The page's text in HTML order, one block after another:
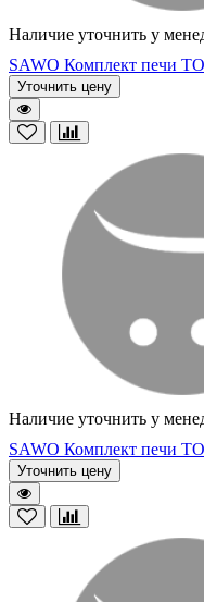
Наличие уточнить у
SAWO Комплект печи
Уточнить цену
Наличие уточнить у
SAWO Комплект печи
Уточнить цену